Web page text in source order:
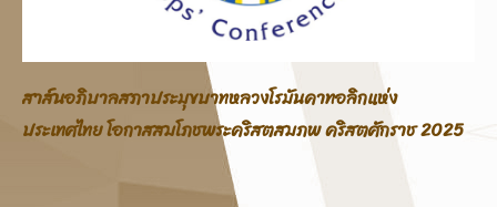
มุขบาทหลวงโรมันคาทอลิกแห่ง
มโภชพระคริสตสมภพ คริสตศักราช 2025
ประกาศสภาประมุขบ
เรื่อง ขอความอนุเค
จากสถานการณ์ชาย